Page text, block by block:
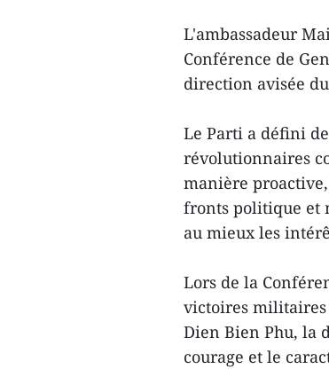
L'ambassadeur
Conférence de
direction avisée
Le Parti a défini
révolutionnaires
manière
fronts politique et
au mieux les
Lors de la
victoires
Dien Bien Phu, la
courage et le